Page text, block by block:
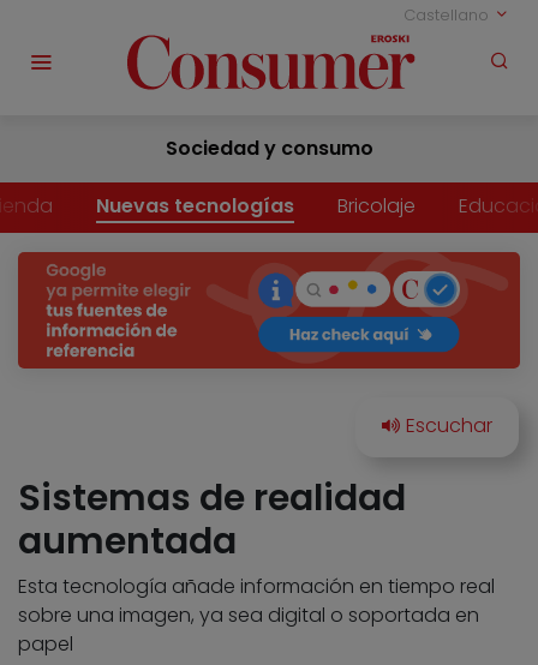
Castellano
Sociedad y consumo
Nuevas tecnologías Bricolaje
Sistemas de realidad
aumentada
Esta tecnología añade información en tiempo real
sobre una imagen, ya sea digital o soportada en
papel